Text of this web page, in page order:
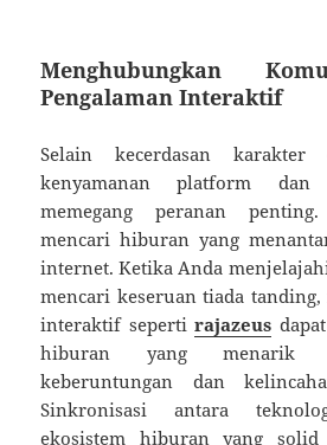
Menghubungkan
Pengalaman Interaktif
Selain kecerdasan
kenyamanan platform
memegang peranan
mencari hiburan yang
internet. Ketika Anda
mencari keseruan tiada
interaktif sepertirajazeus
hiburan yang menarik
keberuntungan dan
Sinkronisasi antara
ekosistem hiburan yang solid